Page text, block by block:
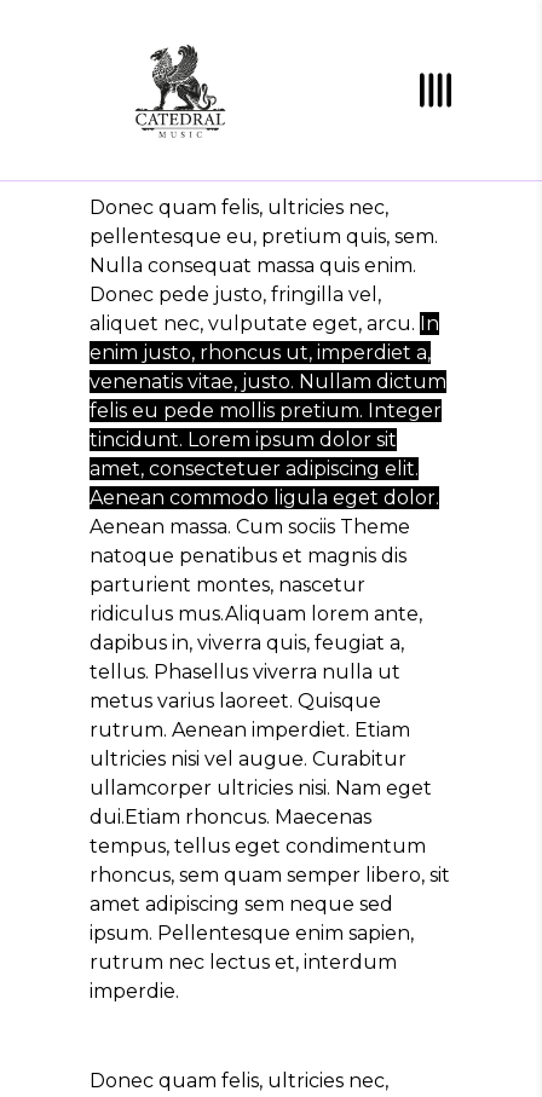
Donec quam felis, ultricies nec,
pellentesque eu, pretium quis, sem.
Nulla consequat massa quis enim.
Donec pede justo, fringilla vel,
aliquet nec, vulputate eget, arcu. In
enim justo, rhoncus ut, imperdiet a,
venenatis vitae, justo. Nullam dictum
felis eu pede mollis pretium. Integer
tincidunt. Lorem ipsum dolor sit
amet, consectetuer adipiscing elit.
Aenean commodo ligula eget dolor.
Aenean massa. Cum sociis Theme
natoque penatibus et magnis dis
parturient montes, nascetur
ridiculus mus.Aliquam lorem ante,
dapibus in, viverra quis, feugiat a,
tellus. Phasellus viverra nulla ut
metus varius laoreet. Quisque
rutrum. Aenean imperdiet. Etiam
ultricies nisi vel augue. Curabitur
ullamcorper ultricies nisi. Nam eget
dui.Etiam rhoncus. Maecenas
tempus, tellus eget condimentum
rhoncus, sem quam semper libero, sit
amet adipiscing sem neque sed
ipsum. Pellentesque enim sapien,
rutrum nec lectus et, interdum
imperdie.
Donec quam felis, ultricies nec,